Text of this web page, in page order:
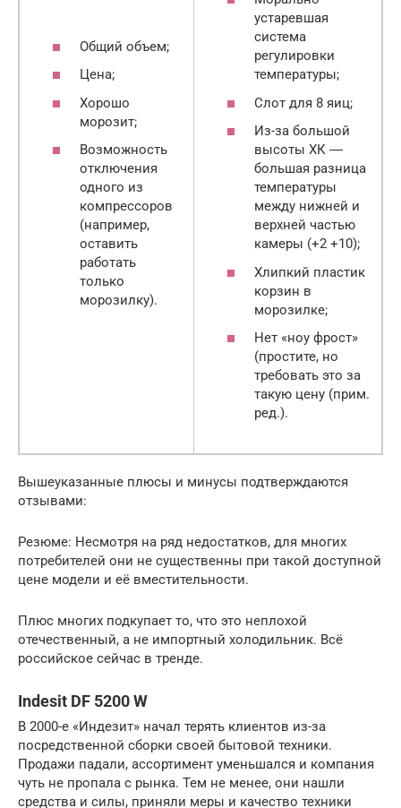
Общий объем;
Цена;
Хорошо
морозит;
Возможность
отключения
одного из
компрессоров
(например,
оставить
работать
только
морозилку).
устаревшая
система
регулировки
температуры;
Слот для 8 яиц;
Из-за большой
высоты ХК ―
большая разница
температуры
между нижней и
верхней частью
камеры (+2 +10);
Хлипкий пластик
корзин в
морозилке;
Нет «ноу фрост»
(простите, но
требовать это за
такую цену (прим.
ред.).
Вышеуказанные плюсы и минусы подтверждаются
отзывами:
Резюме: Несмотря на ряд недостатков, для многих
потребителей они не существенны при такой доступной
цене модели и её вместительности.
Плюс многих подкупает то, что это неплохой
отечественный, а не импортный холодильник. Всё
российское сейчас в тренде.
Indesit DF 5200 W
В 2000-е «Индезит» начал терять клиентов из-за
посредственной сборки своей бытовой техники.
Продажи падали, ассортимент уменьшался и компания
чуть не пропала с рынка. Тем не менее, они нашли
средства и силы, приняли меры и качество техники